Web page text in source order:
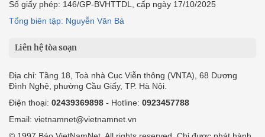
Số giấy phép: 146/GP-BVHTTDL, cấp ngày 17/10/2025
Tổng biên tập: Nguyễn Văn Bá
Liên hệ tòa soạn
Địa chỉ: Tầng 18, Toà nhà Cục Viễn thông (VNTA), 68 Dương
Đình Nghệ, phường Cầu Giấy, TP. Hà Nội.
Điện thoại: 02439369898 - Hotline: 0923457788
Email: vietnamnet@vietnamnet.vn